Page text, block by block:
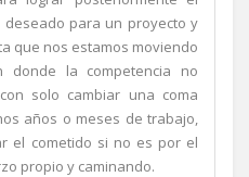
deseado para un proyecto y
que nos estamos moviendo
la competencia no
solo cambiar una coma
años o meses de trabajo,
el cometido si no es por el
propio y caminando.